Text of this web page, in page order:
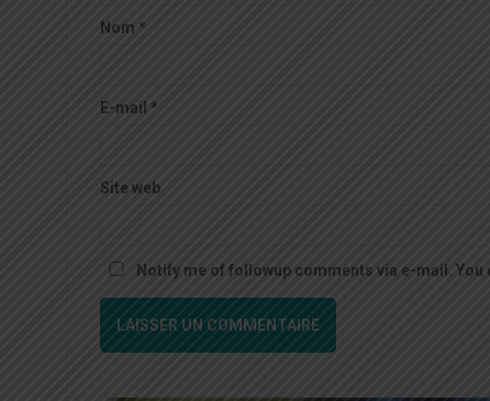
Nom *
E-mail *
Site web
Notify me of followup comments via e-mail. You